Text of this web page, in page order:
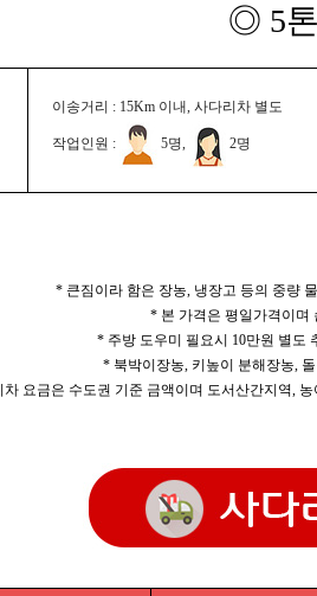
◎ 5
이송거리 : 15Km 이내, 사다리차 별도
작업인원 : 5명, 2명
* 큰짐이라 함은 장농, 냉장고 등의 중량
* 본 가격은 평일가격이며
* 주방 도우미 필요시 10만원 별도
* 북박이장농, 키높이 분해장농,
요금은 수도권 기준 금액이며 도서산간지역,